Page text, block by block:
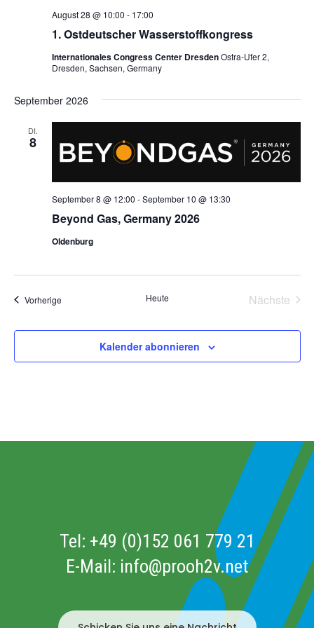
1. Ostdeutscher Wasserstoffkongress
August 28 @ 10:00 - 17:00
Internationales Congress Center DresdenOstra-Ufer 2,
Dresden, Sachsen, Germany
September 2026
DI.
8
Beyond Gas, Germany 2026
September 8 @ 12:00 -September 10 @ 13:30
Oldenburg
VorherigeVeranstaltungen Heute
Nächste
Kalender abonnieren
Tel: +49 (0)152 061 779 21
E-Mail: info@prooh2v.net